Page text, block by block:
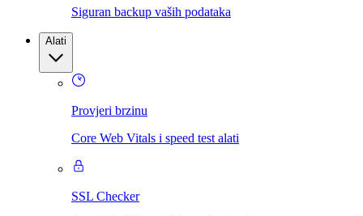
Siguran backup vaših podataka
Alati
Provjeri brzinu
Core Web Vitals i speed test alati
SSL Checker